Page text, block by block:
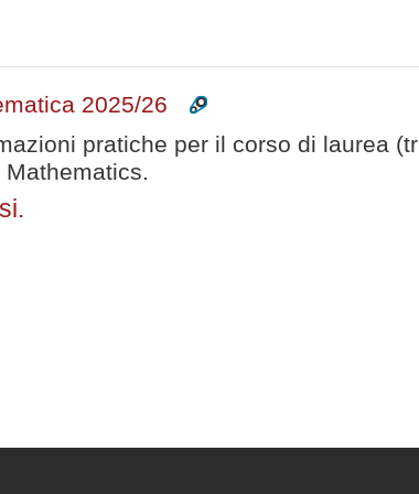
2025/26
pratiche per il corso di laurea